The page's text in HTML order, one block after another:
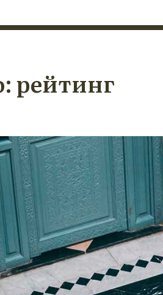
рейтинг